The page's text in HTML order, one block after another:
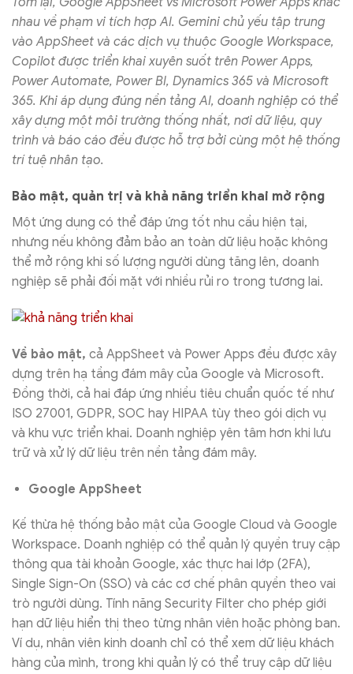
nhau về phạm vi tích hợp AI. Gemini chủ yếu tập trung
vào AppSheet và các dịch vụ thuộc Google Workspace,
Copilot được triển khai xuyên suốt trên Power Apps,
Power Automate, Power BI, Dynamics 365 và Microsoft
365. Khi áp dụng đúng nền tảng AI, doanh nghiệp có thể
xây dựng một môi trường thống nhất, nơi dữ liệu, quy
trình và báo cáo đều được hỗ trợ bởi cùng một hệ thống
trí tuệ nhân tạo.
Bảo mật, quản trị và khả năng triển khai mở rộng
Một ứng dụng có thể đáp ứng tốt nhu cầu hiện tại,
nhưng nếu không đảm bảo an toàn dữ liệu hoặc không
thể mở rộng khi số lượng người dùng tăng lên, doanh
nghiệp sẽ phải đối mặt với nhiều rủi ro trong tương lai.
Về bảo mật, cả AppSheet và Power Apps đều được xây
dựng trên hạ tầng đám mây của Google và Microsoft.
Đồng thời, cả hai đáp ứng nhiều tiêu chuẩn quốc tế như
ISO 27001, GDPR, SOC hay HIPAA tùy theo gói dịch vụ
và khu vực triển khai. Doanh nghiệp yên tâm hơn khi lưu
trữ và xử lý dữ liệu trên nền tảng đám mây.
Google AppSheet
Kế thừa hệ thống bảo mật của Google Cloud và Google
Workspace. Doanh nghiệp có thể quản lý quyền truy cập
thông qua tài khoản Google, xác thực hai lớp (2FA),
Single Sign-On (SSO) và các cơ chế phân quyền theo vai
trò người dùng. Tính năng Security Filter cho phép giới
hạn dữ liệu hiển thị theo từng nhân viên hoặc phòng ban.
Ví dụ, nhân viên kinh doanh chỉ có thể xem dữ liệu khách
hàng của mình, trong khi quản lý có thể truy cập dữ liệu